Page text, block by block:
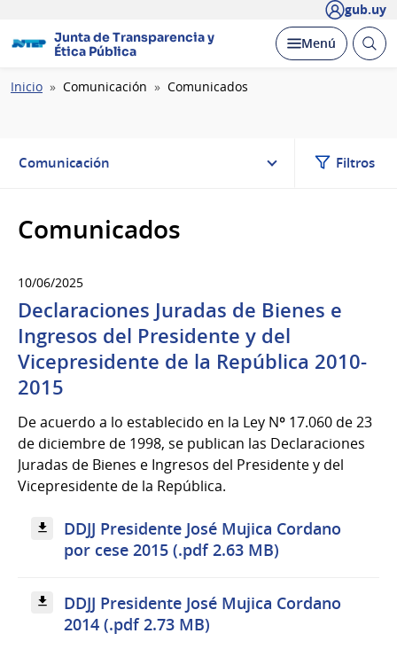
gub.uy
Junta de Transparencia y
Ética Pública
Desplegar
Menú Abrir
Ruta
Inicio Comunicación Comunicados
Comunicación Filtros
Comunicados
10/06/2025
Declaraciones Juradas de Bienes e
Ingresos del Presidente y del
Vicepresidente de la República 2010-
2015
De acuerdo a lo establecido en la Ley Nº 17.060 de 23
de diciembre de 1998, se publican las Declaraciones
Juradas de Bienes e Ingresos del Presidente y del
Vicepresidente de la República.
DDJJ Presidente José Mujica Cordano
por cese 2015 (.pdf 2.63 MB)
DDJJ Presidente José Mujica Cordano
2014 (.pdf 2.73 MB)